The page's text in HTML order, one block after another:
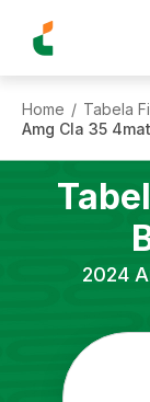
Home / Tabela
Amg Cla 35
2024